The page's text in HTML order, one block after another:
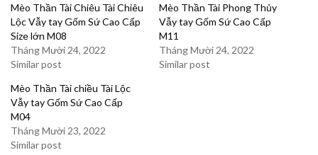
Mèo Thần Tài Chiêu Tài Chiêu
Lộc Vẫy tay Gốm Sứ Cao Cấp
Size lớn M08
Tháng Mười 24, 2022
Similar post
Mèo Thần Tài Phong Thủy
Vẫy tay Gốm Sứ Cao Cấp
M11
Tháng Mười 24, 2022
Similar post
Mèo Thần Tài chiều Tài Lộc
Vẫy tay Gốm Sứ Cao Cấp
M04
Tháng Mười 23, 2022
Similar post